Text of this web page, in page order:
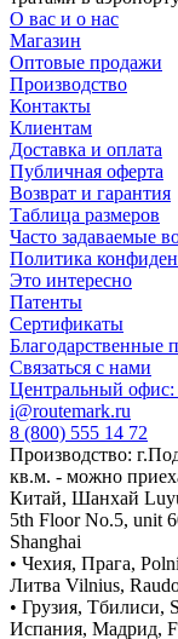
О вас и о нас
Магазин
Оптовые продажи
Производство
Контакты
Клиентам
Доставка и оплата
Публичная оферта
Возврат и гарантия
Таблица размеров
Часто задаваемые
Политика
Это интересно
Патенты
Сертификаты
Благодарственные
Связаться с нами
Центральный офис:
i@routemark.ru
8 (800) 555 14 72
Производство:
кв.м. - можно
Китай, Шанхай
5th Floor No.5, unit
Shanghai
• Чехия, Прага,
Литва Vilnius,
• Грузия, Тбилиси,
Испания, Мадрид,